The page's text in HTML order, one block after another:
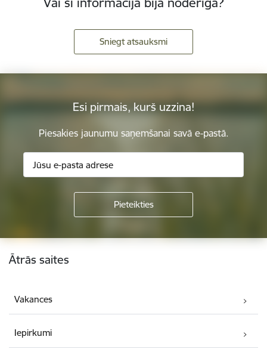
Sniegt atsauksmi
Esi pirmais, kurš uzzina!
Piesakies jaunumu saņemšanai savā e-pastā.
Kājene
Ātrās saites
Vakances
Iepirkumi